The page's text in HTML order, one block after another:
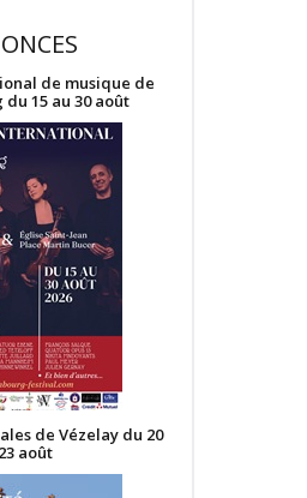
de musique de
15 au 30 août
de Vézelay du 20
août